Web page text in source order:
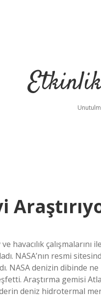
havacılık
NASA’nın resmi
NASA denizin dibinde
Araştırma gemisi
deniz hidrotermal